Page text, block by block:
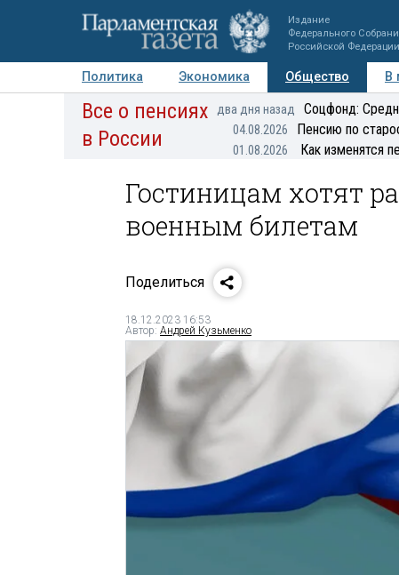
Издание
Федерального
Российской Федерации
Политика Экономика Общество В
Авторы Персоны Мнения Регионы
Все о пенсиях
в России
два дня назад Соцфонд:
04.08.2026 Пенсию по
01.08.2026 Как изменятся
Гостиницам хотят
военным билетам
Поделиться
18.12.2023 16:53
Автор: Андрей Кузьменко